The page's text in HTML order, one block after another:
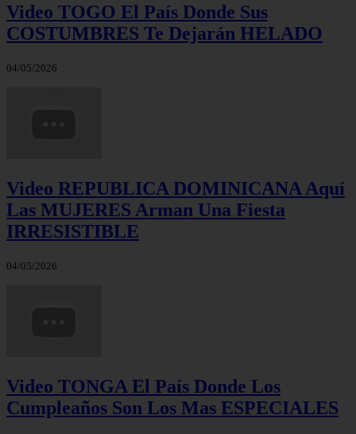
Video TOGO El País Donde Sus
COSTUMBRES Te Dejarán HELADO
04/05/2026
Video REPUBLICA DOMINICANA Aquí
Las MUJERES Arman Una Fiesta
IRRESISTIBLE
04/05/2026
Video TONGA El País Donde Los
Cumpleaños Son Los Mas ESPECIALES